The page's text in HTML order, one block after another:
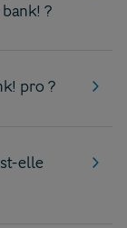
?
pro ?
elle